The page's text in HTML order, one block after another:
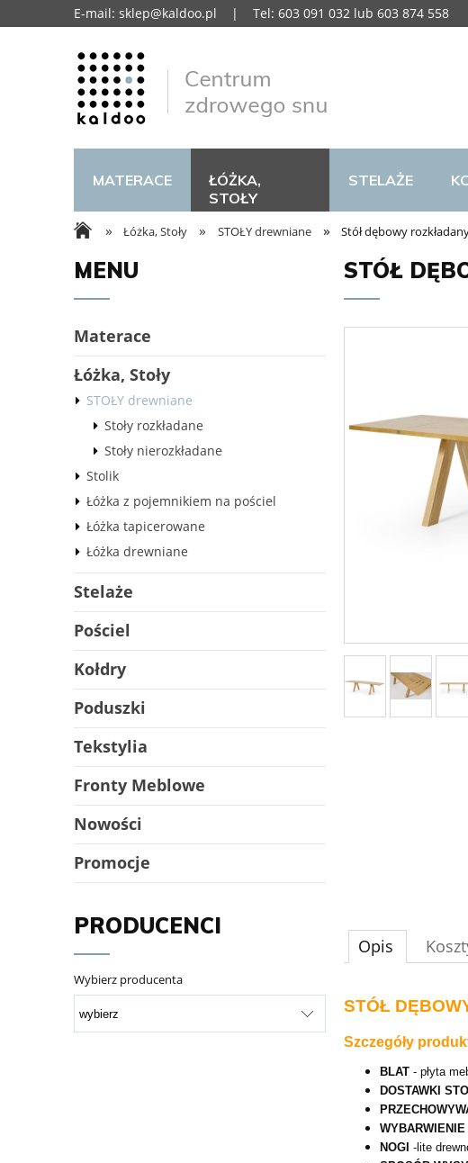
MATERACE
ŁÓŻKA,
STOŁY
STELAŻE
» Łóżka, Stoły » STOŁY drewniane » Stół dębowy
MENU
Materace
Łóżka, Stoły
STOŁY drewniane
Stoły rozkładane
Stoły nierozkładane
Stolik
Łóżka z pojemnikiem na pościel
Łóżka tapicerowane
Łóżka drewniane
Stelaże
Pościel
Kołdry
Poduszki
Tekstylia
Fronty Meblowe
Nowości
Promocje
PRODUCENCI
Wybierz producenta
STÓŁ
Opis
STÓŁ
Szczegóły
BLAT - płyta
DOSTAWKI
WYBARWIENIE
NOGI -lite
E-mail: sklep@kaldoo.pl | Tel: 603 091 032 lub 603 874 558